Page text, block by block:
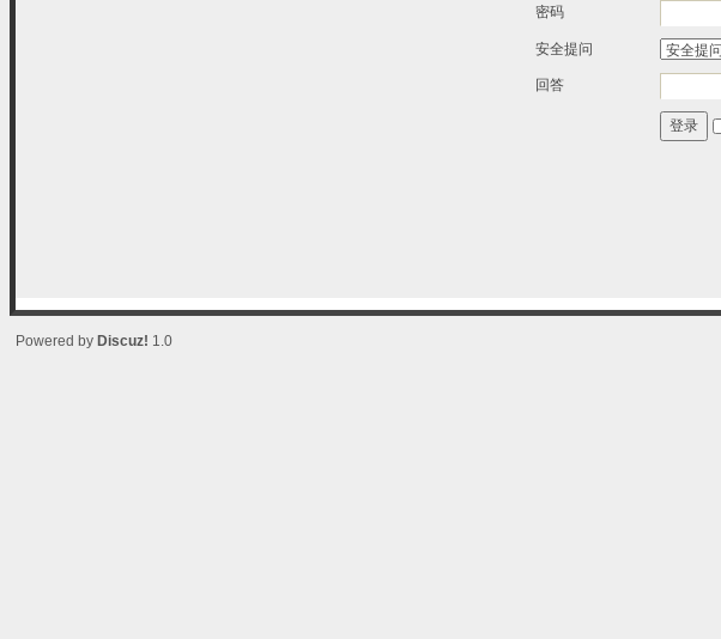
密码
安全提问
回答
登录
Powered by Discuz! 1.0